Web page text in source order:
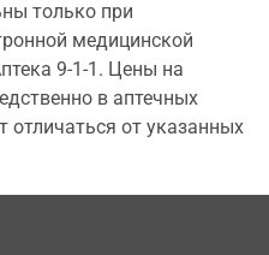
только при
медицинской
9-1-1. Цены на
в аптечных
отличаться от указанных